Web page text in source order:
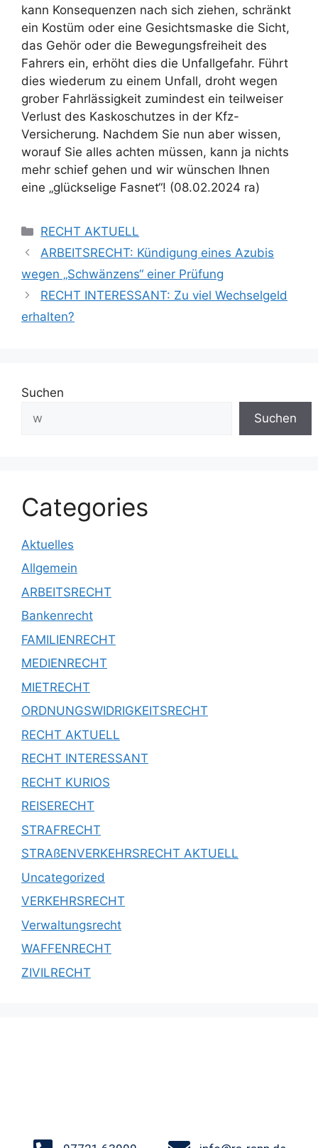
kann Konsequenzen nach sich ziehen, schränkt
ein Kostüm oder eine Gesichtsmaske die Sicht,
das Gehör oder die Bewegungsfreiheit des
Fahrers ein, erhöht dies die Unfallgefahr. Führt
dies wiederum zu einem Unfall, droht wegen
grober Fahrlässigkeit zumindest ein teilweiser
Verlust des Kaskoschutzes in der Kfz-
Versicherung. Nachdem Sie nun aber wissen,
worauf Sie alles achten müssen, kann ja nichts
mehr schief gehen und wir wünschen Ihnen
eine „glückselige Fasnet“! (08.02.2024 ra)
RECHT AKTUELL
ARBEITSRECHT: Kündigung eines Azubis
wegen „Schwänzens“ einer Prüfung
RECHT INTERESSANT: Zu viel Wechselgeld
erhalten?
Suchen
Suchen
Categories
Aktuelles
Allgemein
ARBEITSRECHT
Bankenrecht
FAMILIENRECHT
MEDIENRECHT
MIETRECHT
ORDNUNGSWIDRIGKEITSRECHT
RECHT AKTUELL
RECHT INTERESSANT
RECHT KURIOS
REISERECHT
STRAFRECHT
STRAßENVERKEHRSRECHT AKTUELL
Uncategorized
VERKEHRSRECHT
Verwaltungsrecht
WAFFENRECHT
ZIVILRECHT